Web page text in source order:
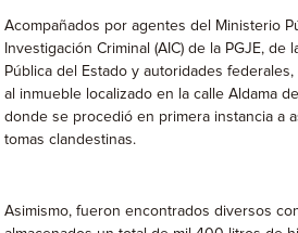
Acompañados por agentes del Ministerio
Investigación Criminal (AIC) de la PGJE, de
Pública del Estado y autoridades
al inmueble localizado en la calle Aldama
donde se procedió en primera instancia a
tomas clandestinas.
Asimismo, fueron encontrados diversos